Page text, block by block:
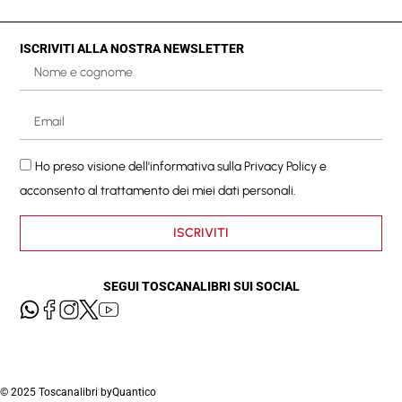
ISCRIVITI ALLA NOSTRA NEWSLETTER
Ho preso visione dell'informativa sullaPrivacy Policye
acconsento al trattamento dei miei dati personali.
ISCRIVITI
SEGUI TOSCANALIBRI SUI SOCIAL
© 2025 Toscanalibri byQuantico